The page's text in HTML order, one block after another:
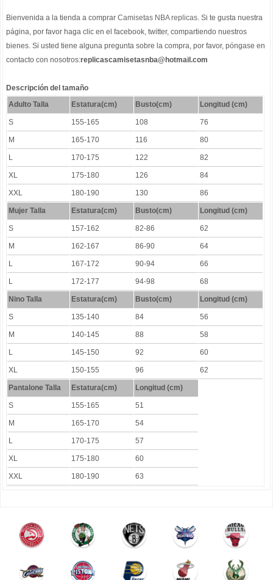
Bienvenida a la tienda a comprar Camisetas NBA replicas. Si te gusta nuestra
página, por favor haga clic en el facebook, twitter, compartiendo nuestros
bienes. Si usted tiene alguna pregunta sobre la compra, por favor, póngase en
contacto con nosotros:replicascamisetasnba@hotmail.com
Descripción del tamaño
Adulto Talla
Estatura(cm) Busto(cm) Longitud (cm)
S 155-165 108 76
M 165-170 116 80
L 170-175 122 82
XL 175-180 126 84
XXL 180-190 130 86
Mujer Talla Estatura(cm) Busto(cm) Longitud (cm)
S 157-162 82-86 62
M 162-167 86-90 64
L 167-172 90-94 66
L 172-177 94-98 68
Nino Talla Estatura(cm) Busto(cm) Longitud (cm)
S 135-140 84 56
M 140-145 88 58
L 145-150 92 60
XL 150-155 96 62
Pantalone Talla Estatura(cm) Longitud (cm)
S 155-165 51
M 165-170 54
L 170-175 57
XL 175-180 60
XXL 180-190 63